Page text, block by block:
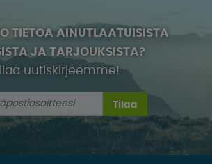
TIETOA AINUTLAATUISISTA
JA TARJOUKSISTA?
uutiskirjeemme!
Tilaa